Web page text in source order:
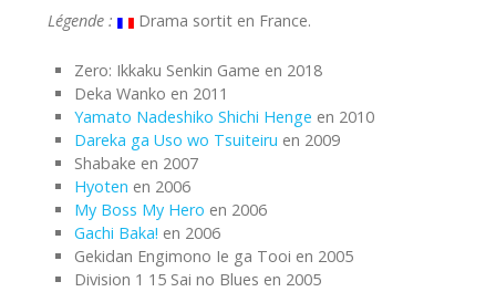
Légende : Drama sortit en France.
Zero: Ikkaku Senkin Game en 2018
Deka Wanko en 2011
Yamato Nadeshiko Shichi Henge en 2010
Dareka ga Uso wo Tsuiteiru en 2009
Shabake en 2007
Hyoten en 2006
My Boss My Hero en 2006
Gachi Baka! en 2006
Gekidan Engimono Ie ga Tooi en 2005
Division 1 15 Sai no Blues en 2005